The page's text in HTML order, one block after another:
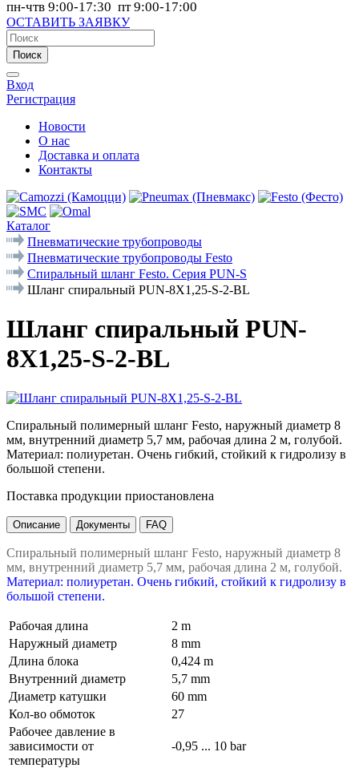
пн-чтв 9:00-17:30 пт 9:00-17:00
ОСТАВИТЬ ЗАЯВКУ
Поиск
Вход
Регистрация
Новости
О нас
Доставка и оплата
Контакты
Каталог
Пневматические трубопроводы
Пневматические трубопроводы Festo
Спиральный шланг Festo. Серия PUN-S
Шланг спиральный PUN-8X1,25-S-2-BL
Шланг спиральный PUN-
8X1,25-S-2-BL
Спиральный полимерный шланг Festo, наружный диаметр 8
мм, внутренний диаметр 5,7 мм, рабочая длина 2 м, голубой.
Материал: полиуретан. Очень гибкий, стойкий к гидролизу в
большой степени.
Поставка продукции приостановлена
Описание Документы FAQ
Спиральный полимерный шланг Festo, наружный диаметр 8
мм, внутренний диаметр 5,7 мм, рабочая длина 2 м, голубой.
Материал: полиуретан. Очень гибкий, стойкий к гидролизу в
большой степени.
Рабочая длина
2 m
Наружный диаметр
8 mm
Длина блока
0,424 m
Внутренний диаметр
5,7 mm
Диаметр катушки
60 mm
Кол-во обмоток
27
Рабочее давление в
зависимости от
температуры
-0,95 ... 10 bar